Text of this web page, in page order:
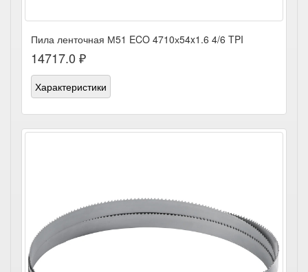
Пила ленточная М51 ECO 4710х54x1.6 4/6 TPI
14717.0 ₽
Характеристики